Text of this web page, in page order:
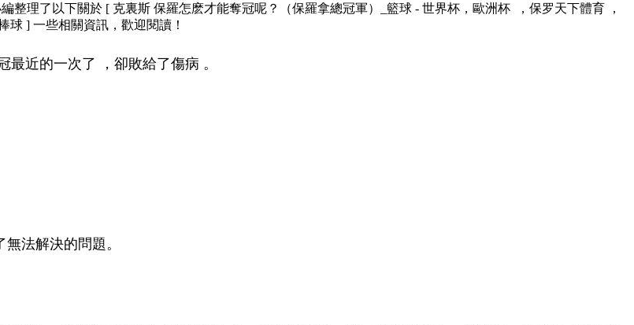
以下關於 [ 克裏斯 保羅怎麽才能奪冠呢？（保羅拿總冠軍）_籃球 - 世界杯，歐洲杯  ，保罗天下體育 ，
球 ] 一些相關資訊 ，歡迎閱讀 ！
近的一次了 ，卻敗給了傷病 。
法解決的問題 。